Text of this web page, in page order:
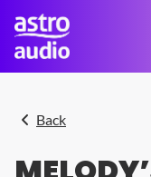
Skip to main content
Back